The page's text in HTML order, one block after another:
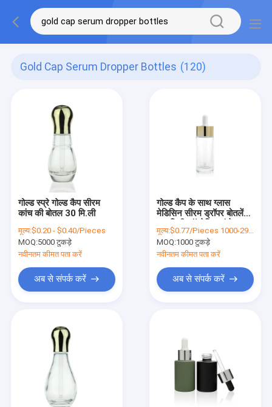
Gold Cap Serum Dropper Bottles (120)
गोल्ड स्प्रे गोल्ड कैप सीरम
कांच की बोतल 30 मि.ली
मूल्य:$0.20 - $0.40/Pieces
MOQ:5000 टुकड़े
नवीनतम कीमत पता करें
अब से संपर्क करें
गोल्ड कैप के साथ ग्लास
मेडिसिन सीरम ड्रॉपर बोतलें
मूल्य:$0.77/Pieces 1000-2999 Pieces
MOQ:1000 टुकड़े
नवीनतम कीमत पता करें
अब से संपर्क करें